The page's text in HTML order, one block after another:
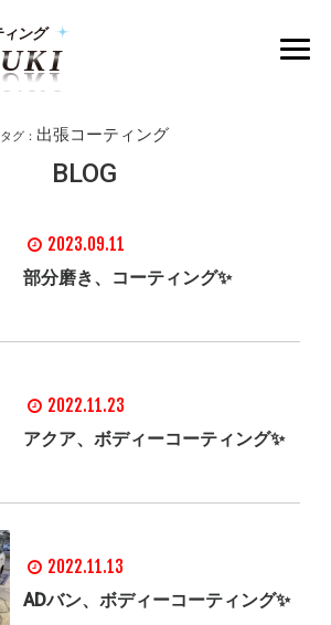
タグ： 出張コーティング
BLOG
2023.09.11
部分磨き、コーティング✨
2022.11.23
アクア、ボディーコーティング✨
2022.11.13
ADバン、ボディーコーティング✨